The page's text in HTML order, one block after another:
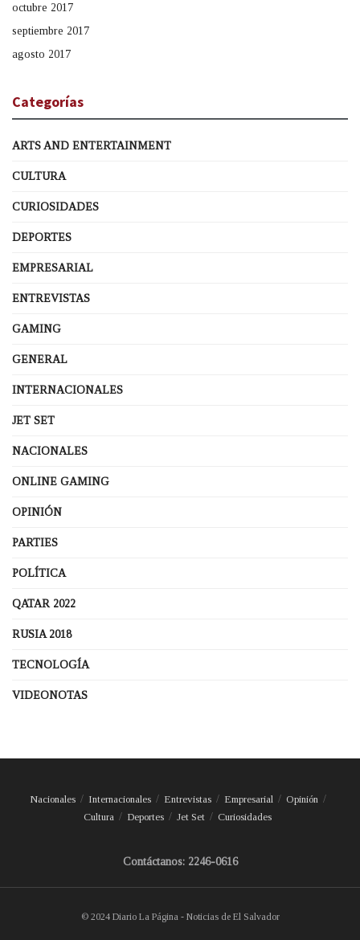
octubre 2017
septiembre 2017
agosto 2017
Categorías
ARTS AND ENTERTAINMENT
CULTURA
CURIOSIDADES
DEPORTES
EMPRESARIAL
ENTREVISTAS
GAMING
GENERAL
INTERNACIONALES
JET SET
NACIONALES
ONLINE GAMING
OPINIÓN
PARTIES
POLÍTICA
QATAR 2022
RUSIA 2018
TECNOLOGÍA
VIDEONOTAS
Nacionales Internacionales Entrevistas Empresarial
Opinión
Cultura
Deportes Jet Set Curiosidades
Contáctanos: 2246-0616
© 2024 Diario La Página - Noticias de El Salvador